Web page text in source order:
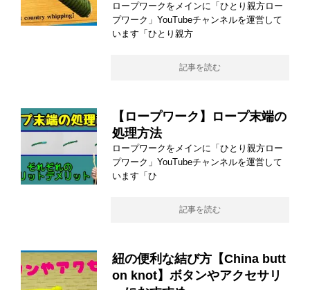
ロープワークをメインに「ひとり親方ロー
プワーク」YouTubeチャンネルを運営して
います「ひとり親方
記事を読む
【ロープワーク】ロープ末端の
処理方法
ロープワークをメインに「ひとり親方ロー
プワーク」YouTubeチャンネルを運営して
います「ひ
記事を読む
紐の便利な結び方【China butt
on knot】ボタンやアクセサリ